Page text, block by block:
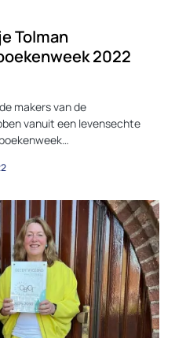
Tolman
2022
makers van de
vanuit een levensechte